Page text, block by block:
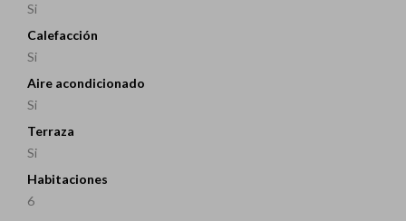
Si
Calefacción
Si
Aire acondicionado
Si
Terraza
Si
Habitaciones
6